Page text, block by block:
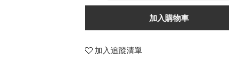
加入購物車
加入追蹤清單